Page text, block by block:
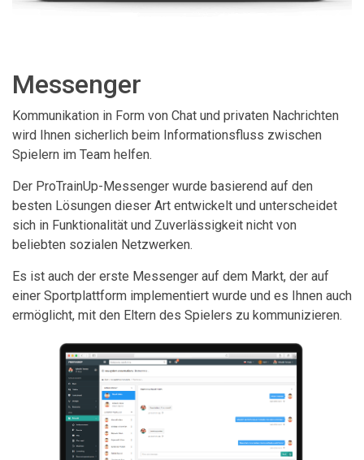
Messenger
Kommunikation in Form von Chat und privaten Nachrichten
wird Ihnen sicherlich beim Informationsfluss zwischen
Spielern im Team helfen.
Der ProTrainUp-Messenger wurde basierend auf den
besten Lösungen dieser Art entwickelt und unterscheidet
sich in Funktionalität und Zuverlässigkeit nicht von
beliebten sozialen Netzwerken.
Es ist auch der erste Messenger auf dem Markt, der auf
einer Sportplattform implementiert wurde und es Ihnen auch
ermöglicht, mit den Eltern des Spielers zu kommunizieren.